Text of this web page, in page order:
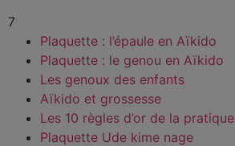
7
Plaquette : l’épaule en Aïkido
Plaquette : le genou en Aïkido
Les genoux des enfants
Aïkido et grossesse
Les 10 règles d’or de la pratique
Plaquette Ude kime nage